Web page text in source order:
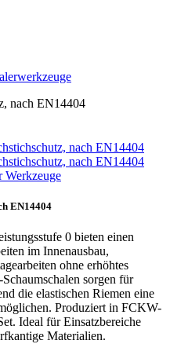
nach EN14404
EN14404
0 bieten einen
im Innenausbau,
ohne erhöhtes
sorgen für
die elastischen Riemen eine
Produziert in FCKW-
Ideal für Einsatzbereiche
Materialien.